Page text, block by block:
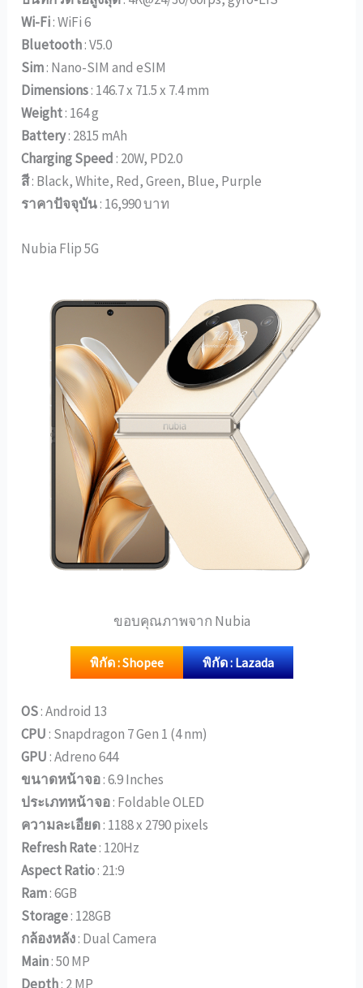
Wi-Fi: WiFi 6
Bluetooth: V5.0
Sim: Nano-SIM and eSIM
Dimensions: 146.7 x 71.5 x 7.4 mm
Weight: 164 g
Battery: 2815 mAh
Charging Speed: 20W, PD2.0
สี: Black, White, Red, Green, Blue, Purple
ราคาปัจจุบัน: 16,990 บาท
Nubia Flip 5G
ขอบคุณภาพจาก Nubia
พิกัด : Shopee พิกัด : Lazada
OS: Android 13
CPU: Snapdragon 7 Gen 1 (4 nm)
GPU: Adreno 644
ขนาดหน้าจอ: 6.9 Inches
ประเภทหน้าจอ: Foldable OLED
ความละเอียด: 1188 x 2790 pixels
Refresh Rate: 120Hz
Aspect Ratio: 21:9
Ram: 6GB
Storage: 128GB
กล้องหลัง: Dual Camera
Main: 50 MP
Depth: 2 MP